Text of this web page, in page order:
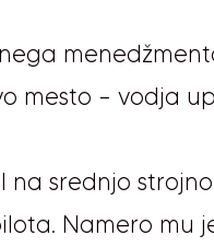
mesto – vodja
na srednjo
Namero mu